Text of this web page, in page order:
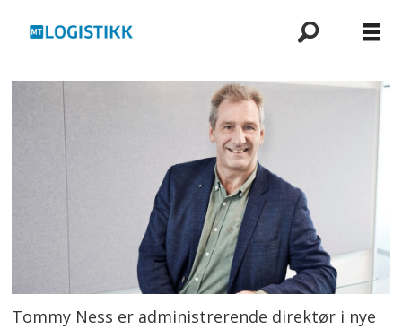
Tommy Ness er administrerende direktør i nye